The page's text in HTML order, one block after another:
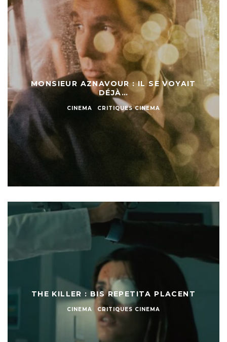
MONSIEUR AZNAVOUR : IL SE VOYAIT
DÉJÀ…
CINEMA CRITIQUES CINEMA
THE KILLER : BIS REPETITA PLACENT
CINEMA CRITIQUES CINEMA